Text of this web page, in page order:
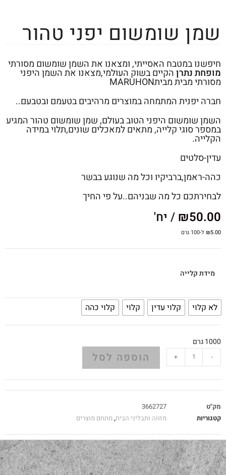
שמן שומשום יפני טהור
חיפשנו במטבח האסייתי, ומצאנו את השמן שומשום מסורתי
מופחת נתרןהקיים בשוק העולמי,מצאנו את השמן היפני
מסורתי מבית מביתMARUHON
חברה יפנית המתמחה במוצרים מרהיבים בטעמם ובטבעם..
השמן שומשום היפני הטוב בעולם, שמן שומשום טהור המגיע
במספר סוגי קלייה, מתאים למאכלים שונים,תלוי במידה
הקלייה.
עדין-סלטים
כהה-ראמן,ברביקיו וכל מה שנוגע בבשר
לבחירתכם כל מה שבניהם..על פי החיך
₪50.00 / יח'
₪5.00 ל-100 גרם
מידת קלייה
לא קלוי קלוי עדין קלוי קלוי כהה
1000 גרם
-
+ הוספה לסל
מק"ט
3662727
קטגוריות
מזווה ותבליני הבית,מתחם מוצרים